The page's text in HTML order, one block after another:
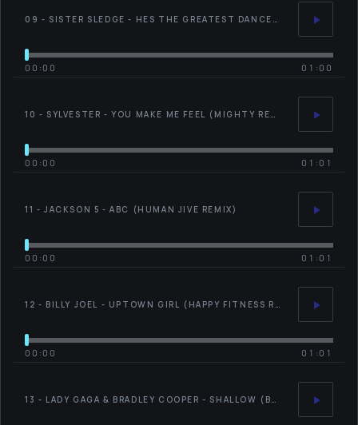
09 - SISTER SLEDGE - HES THE GREATEST DANCER (HUMAN JIVE REMIX)
00:00 01:00
10 - SYLVESTER - YOU MAKE ME FEEL (MIGHTY REAL)
00:00 01:01
11 - JACKSON 5 - ABC (HUMAN JIVE REMIX)
00:00 01:01
12 - BILLY JOEL - UPTOWN GIRL (HAPPY FITNESS REMIX)
00:00 01:01
13 - LADY GAGA & BRADLEY COOPER - SHALLOW (BARRY HARRIS REMIX)